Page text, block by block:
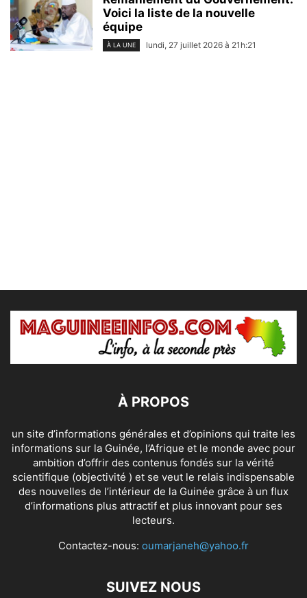
Voici la liste de la nouvelle
équipe
À LA UNE lundi, 27 juillet 2026 à 21h:21
À PROPOS
un site d’informations générales et d’opinions qui traite les
informations sur la Guinée, l’Afrique et le monde avec pour
ambition d’offrir des contenus fondés sur la vérité
scientifique (objectivité ) et se veut le relais indispensable
des nouvelles de l’intérieur de la Guinée grâce à un flux
d’informations plus attractif et plus innovant pour ses
lecteurs.
Contactez-nous: oumarjaneh@yahoo.fr
SUIVEZ NOUS